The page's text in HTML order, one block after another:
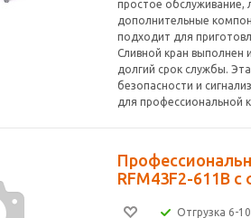
простое обслуживание,
дополнительные
подходит для
Сливной кран выполнен
долгий срок службы.
безопасности и
для профессиональной
RFM43F2-611B
Отгрузка 6-